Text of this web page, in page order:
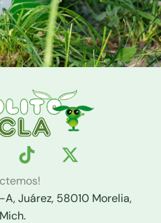
T
i
k
t
o
X
-
w
Juárez, 58010 Morelia,
Mich.